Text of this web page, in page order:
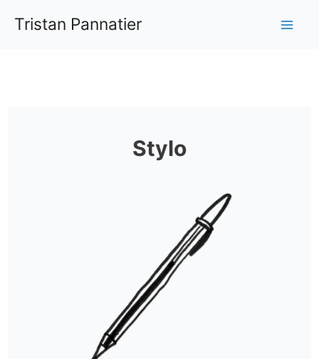
Tristan Pannatier
Stylo